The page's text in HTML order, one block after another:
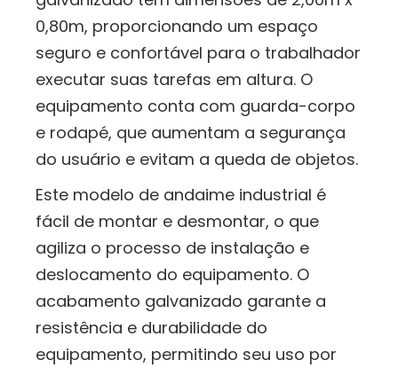
0,80m, proporcionando um espaço
seguro e confortável para o trabalhador
executar suas tarefas em altura. O
equipamento conta com guarda-corpo
e rodapé, que aumentam a segurança
do usuário e evitam a queda de objetos.
Este modelo de andaime industrial é
fácil de montar e desmontar, o que
agiliza o processo de instalação e
deslocamento do equipamento. O
acabamento galvanizado garante a
resistência e durabilidade do
equipamento, permitindo seu uso por